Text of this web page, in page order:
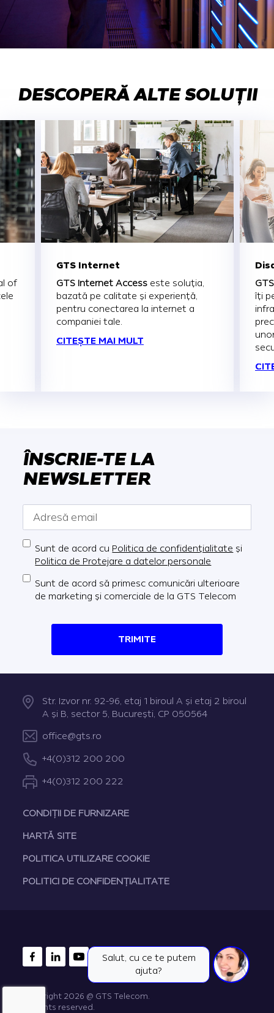
DESCOPERĂ ALTE SOLUȚII
of
GTS Internet
GTS Internet Access este soluția,
bazată pe calitate și experiență,
pentru conectarea la internet a
companiei tale.
CITEȘTE MAI MULT
îți
ÎNSCRIE-TE LA
NEWSLETTER
TRIMITE
Sunt de acord cu Politica de confidențialitate și
Politica de Protejare a datelor personale
Sunt de acord să primesc comunicări ulterioare
de marketing și comerciale de la GTS Telecom
CONDIȚII DE FURNIZARE
HARTĂ SITE
POLITICA UTILIZARE COOKIE
POLITICI DE CONFIDENȚIALITATE
Str. Izvor nr. 92-96, etaj 1 biroul A şi etaj 2 biroul
A şi B, sector 5, Bucureşti, CP 050564
office@gts.ro
+4(0)312 200 200
+4(0)312 200 222
Copyright 2026 @ GTS Telecom.
All rights reserved.
FACEBOOKLINKEDINYOUTUBE
Salut, cu ce te putem
ajuta?